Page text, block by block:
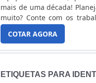
de aplicações que não
são utilizados pela
rasga. GARANTIA DE ALTA
melhor resultado é
certificar de que tudo é de
oferecendo máxima
setor comercial. .
mais de uma década!
muito? Conte com os
2000 dispõe de serviços de
para a sua empresa!
COTAR AGORA
ETIQUETAS PARA